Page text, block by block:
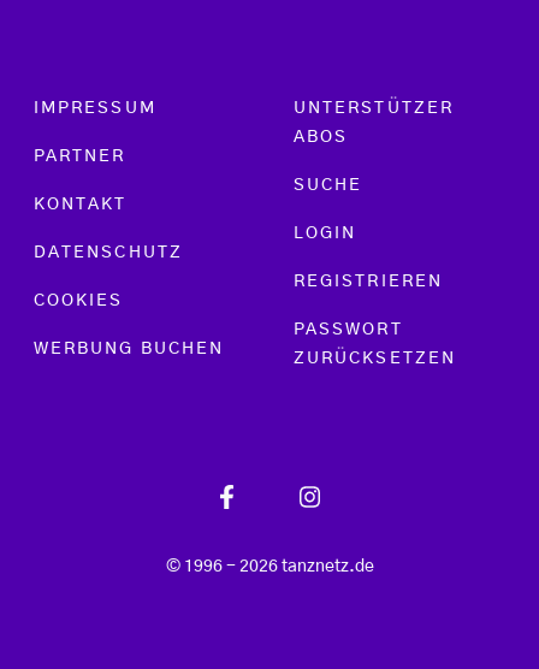
Footer menu
IMPRESSUM
PARTNER
KONTAKT
DATENSCHUTZ
COOKIES
WERBUNG BUCHEN
UNTERSTÜTZER
ABOS
SUCHE
LOGIN
REGISTRIEREN
PASSWORT
ZURÜCKSETZEN
© 1996 - 2026 tanznetz.de